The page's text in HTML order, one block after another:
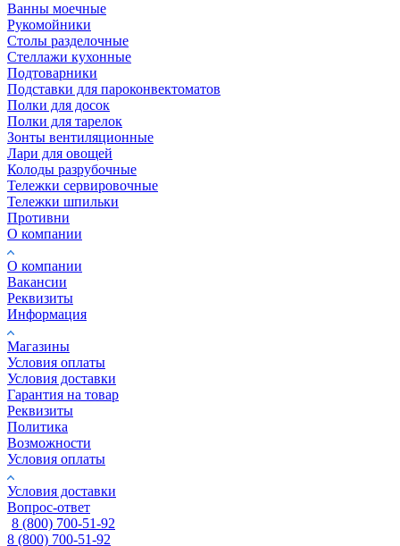
Ванны моечные
Рукомойники
Столы разделочные
Стеллажи кухонные
Подтоварники
Подставки для пароконвектоматов
Полки для досок
Полки для тарелок
Зонты вентиляционные
Лари для овощей
Колоды разрубочные
Тележки сервировочные
Тележки шпильки
Противни
О компании
О компании
Вакансии
Реквизиты
Информация
Магазины
Условия оплаты
Условия доставки
Гарантия на товар
Реквизиты
Политика
Возможности
Условия оплаты
Условия доставки
Вопрос-ответ
8 (800) 700-51-92
8 (800) 700-51-92